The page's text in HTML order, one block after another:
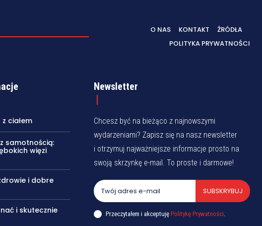
O NAS KONTAKT
ŹRÓDŁA
POLITYKA PRYWATNOŚCI
ciałem
samotnością:
więzi
i dobre
i skutecznie
Newsletter
Chcesz być na bieżąco z najnowszymi
wydarzeniami? Zapisz się na nasz newsletter
i otrzymuj najważniejsze informacje prosto na
swoją skrzynkę e-mail. To proste i darmowe!
SUBSKRYBUJ
Przeczytałem i akceptujęPolitykę Prywatności